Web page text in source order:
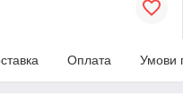
Оплата Умови